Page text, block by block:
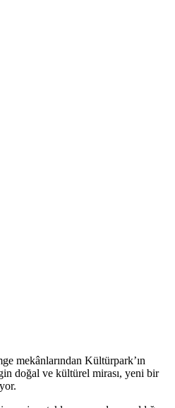
mekânlarından Kültürpark’ın
doğal ve kültürel mirası, yeni bir